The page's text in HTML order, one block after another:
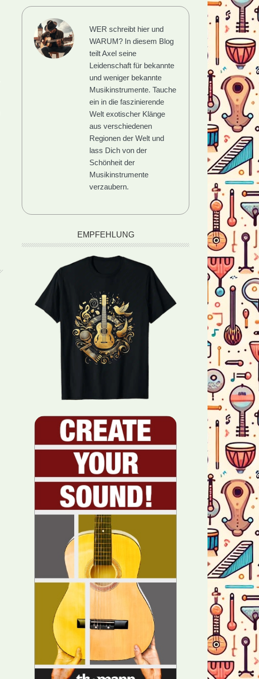
WER schreibt hier und
WARUM?In diesem Blog
teilt Axel seine
Leidenschaft für bekannte
und weniger bekannte
Musikinstrumente. Tauche
ein in die faszinierende
Welt exotischer Klänge
aus verschiedenen
Regionen der Welt und
lass Dich von der
Schönheit der
Musikinstrumente
verzaubern.
EMPFEHLUNG